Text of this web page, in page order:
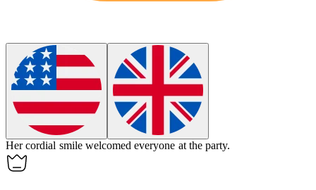
Hercordial smile welcomed everyone at the party.